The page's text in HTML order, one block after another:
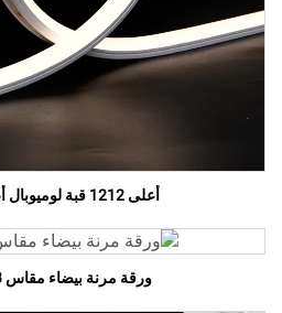
أعلى 1212 قبة لوميوبال أعلى 1212 قبة
ورقة مرنة بيضاء مقاس 500x233 مم